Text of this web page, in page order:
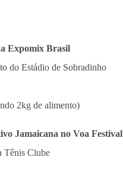
Expomix Brasil
do Estádio de Sobradinho
2kg de alimento)
Jamaicana no Voa Festival
Tênis Clube